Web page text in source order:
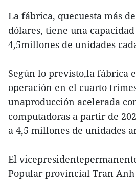
La fábrica, quecuesta más
dólares, tiene una
4,5millones de unidades
Según lo previsto,la fábrica
operación en el cuarto
unaproducción acelerada
computadoras a partir de
a 4,5 millones de unidades
El
Popular provincial Tran